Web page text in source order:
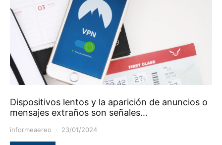
Dispositivos lentos y la aparición de anuncios o
mensajes extraños son señales…
informeaereo 23/01/2024